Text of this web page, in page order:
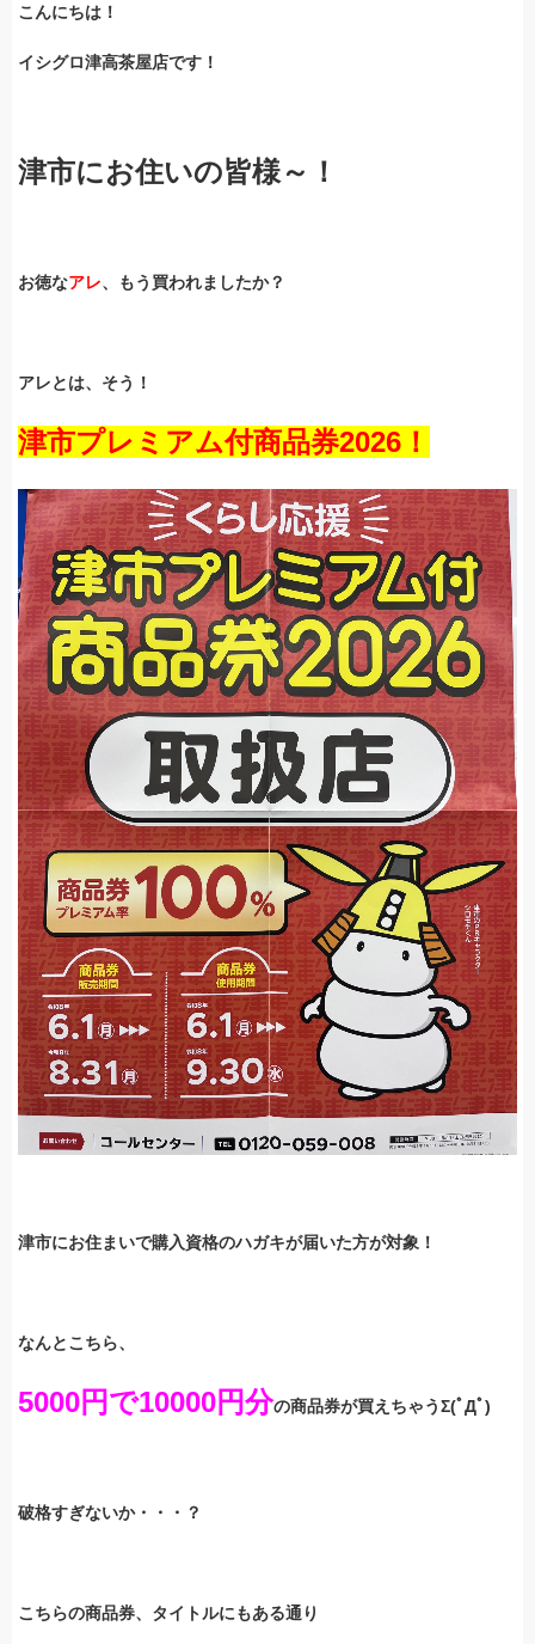
こんにちは！
イシグロ津高茶屋店です！
津市にお住いの皆様～！
お徳なアレ、もう買われましたか？
アレとは、そう！
津市プレミアム付商品券2026！
津市にお住まいで購入資格のハガキが届いた方が対象！
なんとこちら、
5000円で10000円分の商品券が買えちゃうΣ(ﾟДﾟ)
破格すぎないか・・・？
こちらの商品券、タイトルにもある通り